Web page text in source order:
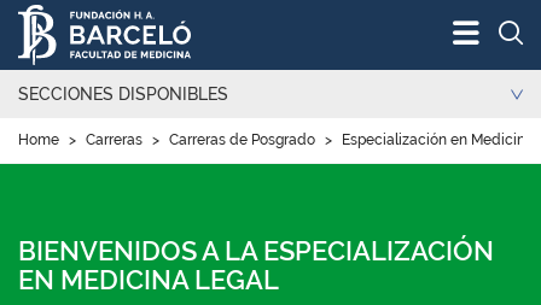
SECCIONES DISPONIBLES
Home > Carreras > Carreras de Posgrado > Especialización en Medicina
BIENVENIDOS A LA ESPECIALIZACIÓN
EN MEDICINA LEGAL